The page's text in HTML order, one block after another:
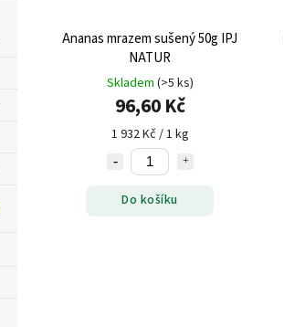
Ananas mrazem sušený 50g IPJ
NATUR
Skladem (>5 ks)
96,60 Kč
1 932 Kč / 1 kg
Do košíku